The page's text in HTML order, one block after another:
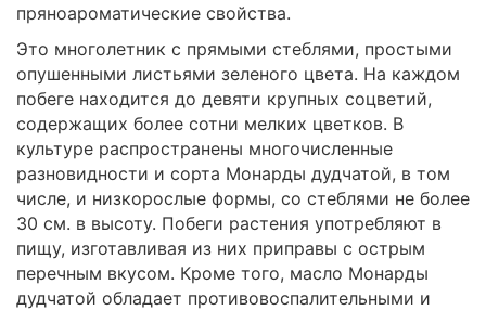
пряноароматические свойства.
Это многолетник с прямыми стеблями, простыми
опушенными листьями зеленого цвета. На каждом
побеге находится до девяти крупных соцветий,
содержащих более сотни мелких цветков. В
культуре распространены многочисленные
разновидности и сорта Монарды дудчатой, в том
числе, и низкорослые формы, со стеблями не более
30 см. в высоту. Побеги растения употребляют в
пищу, изготавливая из них приправы с острым
перечным вкусом. Кроме того, масло Монарды
дудчатой обладает противовоспалительными и